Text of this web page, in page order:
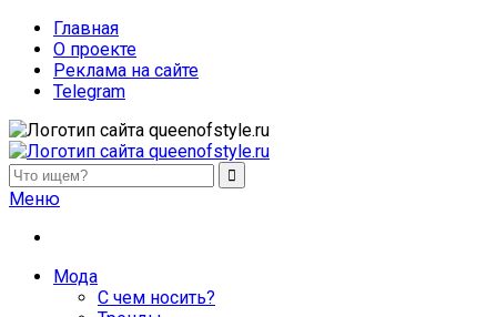
Главная
О проекте
Реклама на сайте
Telegram
queenofstyle.ru
Женский сайт о моде и красоте. Истории преображения и
похудения, отзывы о процедурах и косметике
Меню
Мода
С чем носить?